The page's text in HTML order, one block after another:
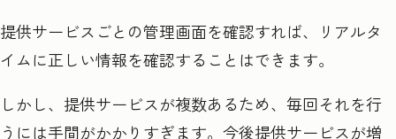
提供サービスごとの管理画面を確認すれば、リアルタ
イムに正しい情報を確認することはできます。
しかし、提供サービスが複数あるため、毎回それを行
うには手間がかかりすぎます。今後提供サービスが増